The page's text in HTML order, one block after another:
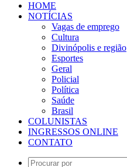
HOME
NOTÍCIAS
Vagas de emprego
Cultura
Divinópolis e região
Esportes
Geral
Policial
Política
Saúde
Brasil
COLUNISTAS
INGRESSOS ONLINE
CONTATO